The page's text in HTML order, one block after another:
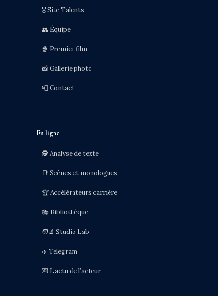
🎖️ Site Talents
👥 Équipe
🍿 Premier film
📸 Gallerie photo
📮 Contact
En ligne
🕵️ Analyse de texte
📑 Scènes et monologues
🏆 Accélérateurs carrière
📚 Bibliothèque
🧑‍🔬 Studio Lab
✈️ Telegram
💌 L’actu de l’acteur